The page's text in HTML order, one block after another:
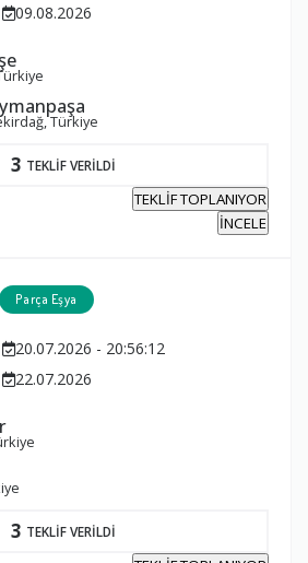
09.08.2026
Türkiye
3 TEKLİF VERİLDİ
TEKLİF TOPLANIYOR
İNCELE
Parça Eşya
20.07.2026 - 20:56:12
22.07.2026
3 TEKLİF VERİLDİ